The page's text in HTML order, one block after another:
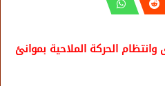
وانتظام الحركة الملاحية بموانئ